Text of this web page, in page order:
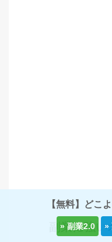
副業に強
【無料】どこ